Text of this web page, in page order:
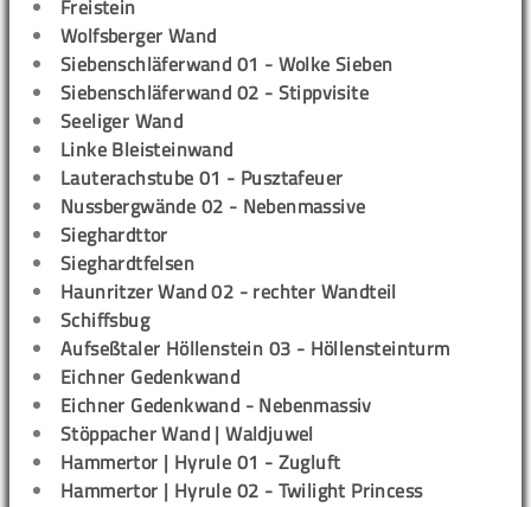
Freistein
Wolfsberger Wand
Siebenschläferwand 01 - Wolke Sieben
Siebenschläferwand 02 - Stippvisite
Seeliger Wand
Linke Bleisteinwand
Lauterachstube 01 - Pusztafeuer
Nussbergwände 02 - Nebenmassive
Sieghardttor
Sieghardtfelsen
Haunritzer Wand 02 - rechter Wandteil
Schiffsbug
Aufseßtaler Höllenstein 03 - Höllensteinturm
Eichner Gedenkwand
Eichner Gedenkwand - Nebenmassiv
Stöppacher Wand | Waldjuwel
Hammertor | Hyrule 01 - Zugluft
Hammertor | Hyrule 02 - Twilight Princess